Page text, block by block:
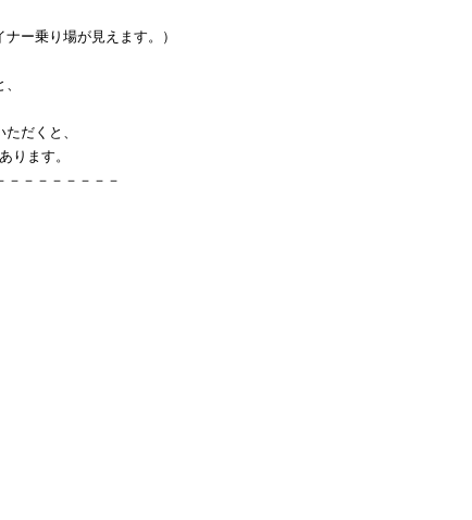
ー乗り場が見えます。）
だくと、
ます。
－－－－－－－－